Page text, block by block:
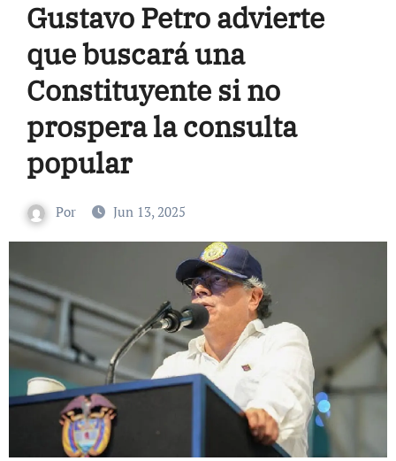
Gustavo Petro advierte
que buscará una
Constituyente si no
prospera la consulta
popular
Por Jun 13, 2025